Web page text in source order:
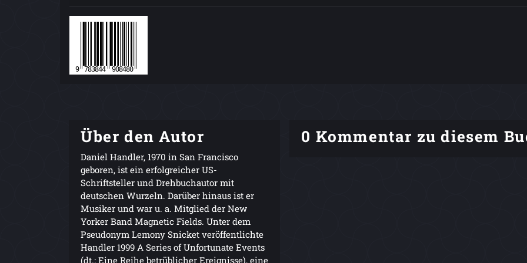
Über den Autor
Daniel Handler, 1970 in San Francisco
geboren, ist ein erfolgreicher US-
Schriftsteller und Drehbuchautor mit
deutschen Wurzeln. Darüber hinaus ist er
Musiker und war u. a. Mitglied der New
Yorker Band Magnetic Fields. Unter dem
Pseudonym Lemony Snicket veröffentlichte
Handler 1999 A Series of Unfortunate Events
(dt.: Eine Reihe betrüblicher Ereignisse), eine
0 Kommentar zu diesem